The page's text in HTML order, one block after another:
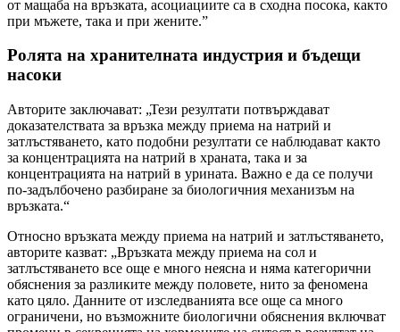
от мащаба на връзката, асоциациите са в сходна посока, както
при мъжете, така и при жените.”
Ролята на хранителната индустрия и бъдещи
насоки
Авторите заключават: „Тези резултати потвърждават
доказателствата за връзка между приема на натрий и
затлъстяването, като подобни резултати се наблюдават както
за концентрацията на натрий в храната, така и за
концентрацията на натрий в урината. Важно е да се получи
по-задълбочено разбиране за биологичния механизъм на
връзката.“
Относно връзката между приема на натрий и затлъстяването,
авторите казват: „Връзката между приема на сол и
затлъстяването все още е много неясна и няма категорични
обяснения за разликите между половете, нито за феномена
като цяло. Данните от изследванията все още са много
ограничени, но възможните биологични обяснения включват